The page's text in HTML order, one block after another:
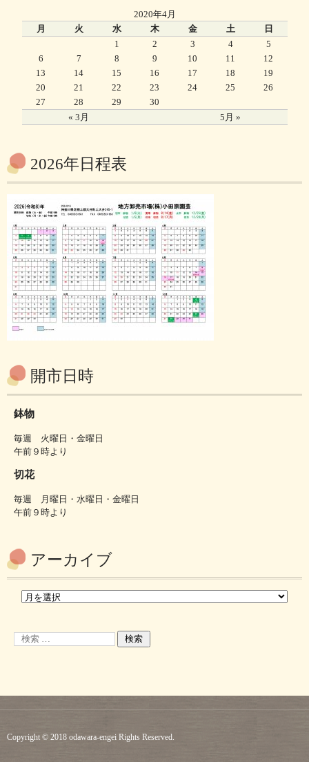
2020年4月
月
火 水 木 金 土 日
« 3月 5月 »
1 2 3 4
5
6
7 8 9 10 11
12
13
14 15 16 17 18
19
20
21 22 23 24 25
26
27
28 29 30
2026年日程表
開市日時
鉢物
毎週 火曜日・金曜日
午前９時より
切花
毎週 月曜日・水曜日・金曜日
午前９時より
アーカイブ
Copyright © 2018 odawara-engei Rights Reserved.